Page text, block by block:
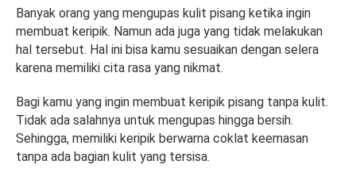
Banyak orang yang mengupas kulit pisang ketika ingin
membuat keripik. Namun ada juga yang tidak melakukan
hal tersebut. Hal ini bisa kamu sesuaikan dengan selera
karena memiliki cita rasa yang nikmat.
Bagi kamu yang ingin membuat keripik pisang tanpa kulit.
Tidak ada salahnya untuk mengupas hingga bersih.
Sehingga, memiliki keripik berwarna coklat keemasan
tanpa ada bagian kulit yang tersisa.